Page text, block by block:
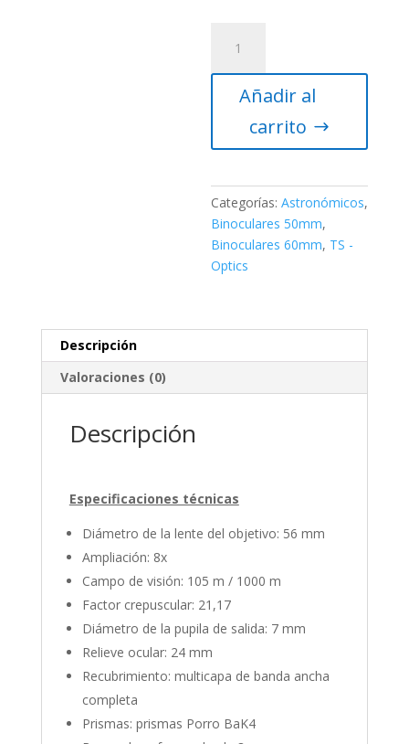
Optics
condiciones
de
poca
luz
cantidad
Añadir al
carrito
Categorías:Astronómicos,
Binoculares 50mm,
Binoculares 60mm, TS -
Optics
Descripción
Valoraciones (0)
Descripción
Especificaciones técnicas
Diámetro de la lente del objetivo: 56 mm
Ampliación: 8x
Campo de visión: 105 m / 1000 m
Factor crepuscular: 21,17
Diámetro de la pupila de salida: 7 mm
Relieve ocular: 24 mm
Recubrimiento: multicapa de banda ancha
completa
Prismas: prismas Porro BaK4